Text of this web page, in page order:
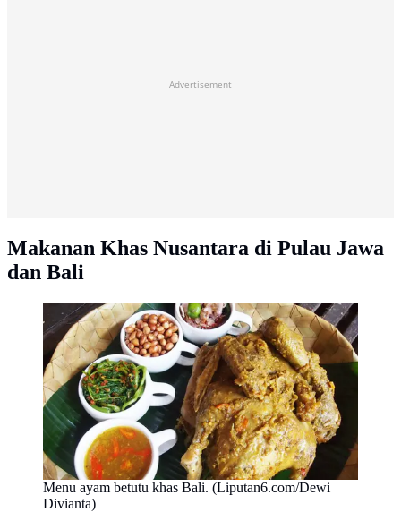
Advertisement
Makanan Khas Nusantara di Pulau Jawa
dan Bali
Menu ayam betutu khas Bali. (Liputan6.com/Dewi
Divianta)